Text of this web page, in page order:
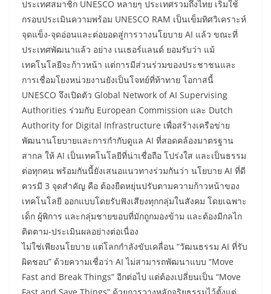
ประเทศสมาชิก UNESCO หลายๆ ประเทศรวมถึงไทย เริ่มใช้
กรอบประเมินความพร้อม UNESCO RAM เป็นเข็มทิศวิเคราะห์
จุดแข็ง-จุดอ่อนและต่อยอดสู่การวางนโยบาย AI แล้ว ขณะที่
ประเทศพัฒนาแล้ว อย่าง เนเธอร์แลนด์ ยอมรับว่า แม้
เทคโนโลยีจะก้าวหน้า แต่การมีส่วนร่วมของประชาชนและ
การเชื่อมโยงหน่วยงานยังเป็นโจทย์ที่ท้าทาย โอกาสนี้
UNESCO จึงเปิดตัว Global Network of AI Supervising
Authorities ร่วมกับ European Commission และ Dutch
Authority for Digital Infrastructure เพื่อสร้างเครือข่าย
พัฒนานโยบายและการกำกับดูแล AI ที่สอดคล้องมาตรฐาน
สากล ให้ AI เป็นเทคโนโลยีที่น่าเชื่อถือ โปร่งใส และเป็นธรรม
ต่อทุกคน พร้อมกันนี้ยังเสนอแนวทางร่วมกันว่า นโยบาย AI ที่ดี
ควรมี 3 จุดสำคัญ คือ ต้องยืดหยุ่นปรับตามความก้าวหน้าของ
เทคโนโลยี ออกแบบโดยรับฟังเสียงทุกกลุ่มในสังคม โดยเฉพาะ
เด็ก ผู้พิการ และกลุ่มชายขอบที่มักถูกมองข้าม และต้องมีกลไก
ติดตาม-ประเมินผลอย่างต่อเนื่อง
ไม่ใช่เพียงนโยบาย แต่โลกกำลังขับเคลื่อน “วัฒนธรรม AI ที่รับ
ผิดชอบ” ด้วยความเชื่อว่า AI ไม่สามารถพัฒนาแบบ “Move
Fast and Break Things” อีกต่อไป แต่ต้องเปลี่ยนเป็น “Move